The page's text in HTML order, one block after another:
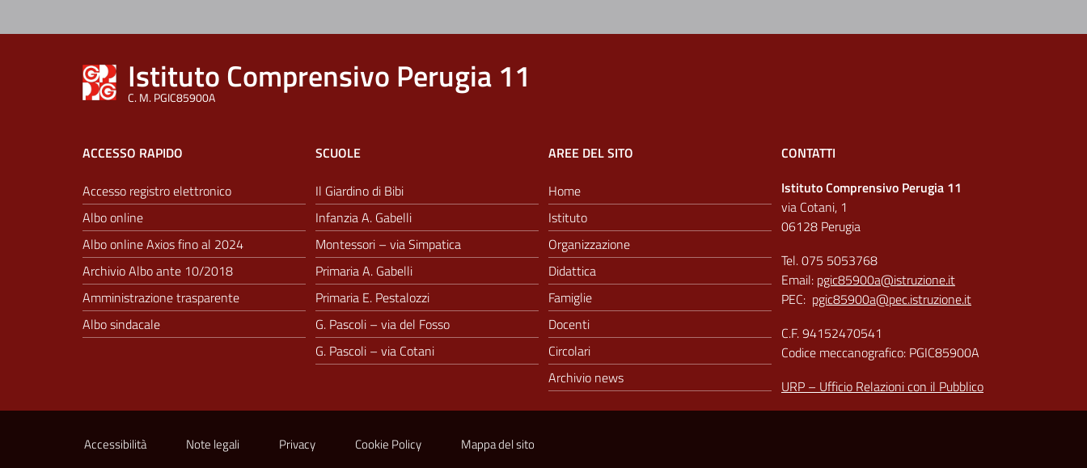
Istituto Comprensivo Perugia 11
C. M. PGIC85900A
ACCESSO RAPIDO
Accesso registro elettronico
Albo online
Albo online Axios fino al 2024
Archivio Albo ante 10/2018
Amministrazione trasparente
Albo sindacale
SCUOLE
Il Giardino di Bibi
Infanzia A. Gabelli
Montessori – via Simpatica
Primaria A. Gabelli
Primaria E. Pestalozzi
G. Pascoli – via del Fosso
G. Pascoli – via Cotani
AREE DEL SITO
Home
Istituto
Organizzazione
Didattica
Famiglie
Docenti
Circolari
Archivio news
CONTATTI
Istituto Comprensivo Perugia 11
via Cotani, 1
06128 Perugia
Tel. 075 5053768
Email: pgic85900a@istruzione.it
PEC: pgic85900a@pec.istruzione.it
C.F. 94152470541
Codice meccanografico: PGIC85900A
URP – Ufficio Relazioni con il Pubblico
Accessibilità Note legali Privacy Cookie Policy Mappa del sito